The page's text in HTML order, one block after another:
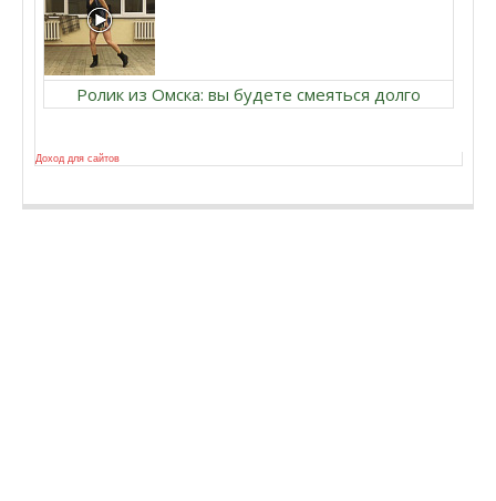
Ролик из Омска: вы будете смеяться долго
Доход для сайтов